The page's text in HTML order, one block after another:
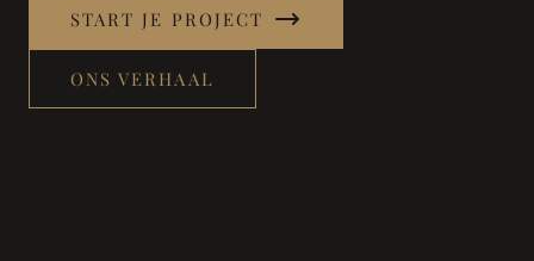
START JE PROJECT
ONS VERHAAL